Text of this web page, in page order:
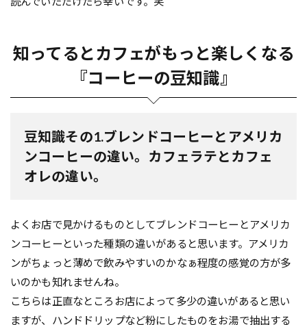
知ってるとカフェがもっと楽しくなる
『コーヒーの豆知識』
豆知識その1.ブレンドコーヒーとアメリカ
ンコーヒーの違い。カフェラテとカフェ
オレの違い。
よくお店で見かけるものとしてブレンドコーヒーとアメリカ
ンコーヒーといった種類の違いがあると思います。アメリカ
ンがちょっと薄めで飲みやすいのかなぁ程度の感覚の方が多
いのかも知れませんね。
こちらは正直なところお店によって多少の違いがあると思い
ますが、ハンドドリップなど粉にしたものをお湯で抽出する